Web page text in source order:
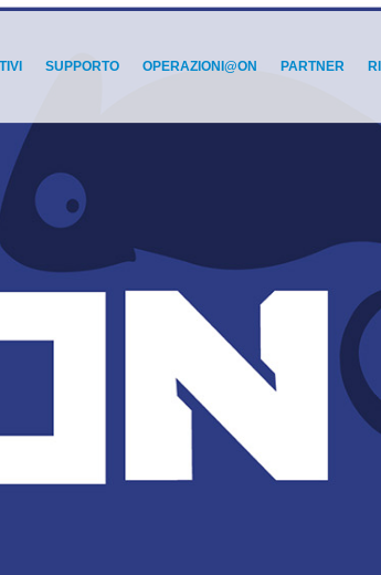
SUPPORTO OPERAZIONI@ON PARTNER